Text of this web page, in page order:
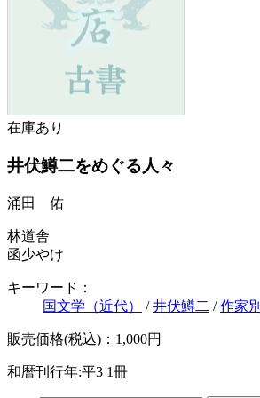
在庫あり
井伏鱒二をめぐる人々
涌田 佑
林道舎
函少やけ
キーワード：
国文学（近代）
/井伏鱒二 /作家別
販売価格(税込)：1,000円
和暦刊行年:平3 1冊